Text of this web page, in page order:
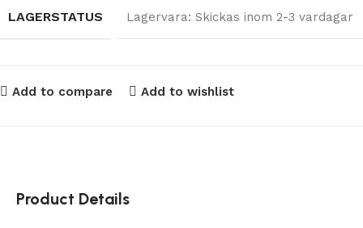
LAGERSTATUS Lagervara: Skickas inom 2-3 vardagar
Add to compare Add to wishlist
Product Details